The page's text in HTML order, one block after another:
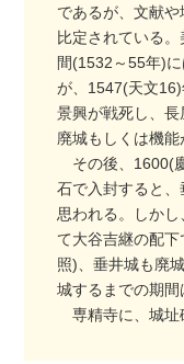
であるが、文献
比定されている
間(1532～55年)
が、1547(天文
景興が戦死し、
廃城もしくは機能
その後、1600(
石で入封すると
思われる。しか
て大谷吉継の配
照)、垂井城も廃
城するまでの期間
専精寺に、城址